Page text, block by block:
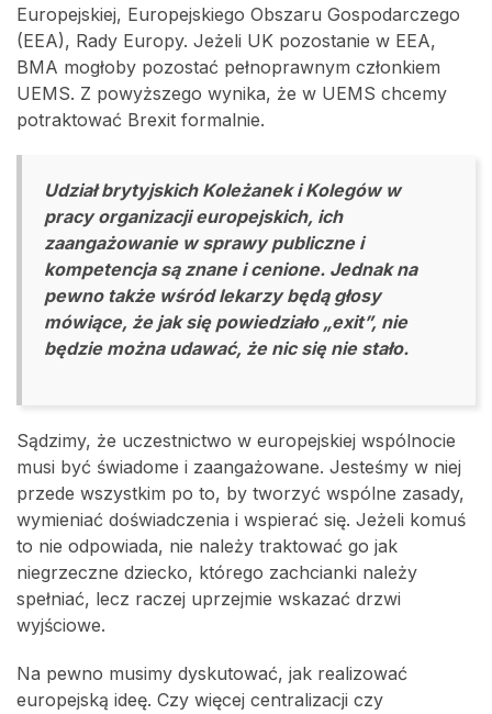
Europejskiej, Europejskiego Obszaru Gospodarczego
(EEA), Rady Europy. Jeżeli UK pozostanie w EEA,
BMA mogłoby pozostać pełnoprawnym członkiem
UEMS. Z powyższego wynika, że w UEMS chcemy
potraktować Brexit formalnie.
Udział brytyjskich Koleżanek i Kolegów w
pracy organizacji europejskich, ich
zaangażowanie w sprawy publiczne i
kompetencja są znane i cenione. Jednak na
pewno także wśród lekarzy będą głosy
mówiące, że jak się powiedziało „exit”, nie
będzie można udawać, że nic się nie stało.
Sądzimy, że uczestnictwo w europejskiej wspólnocie
musi być świadome i zaangażowane. Jesteśmy w niej
przede wszystkim po to, by tworzyć wspólne zasady,
wymieniać doświadczenia i wspierać się. Jeżeli komuś
to nie odpowiada, nie należy traktować go jak
niegrzeczne dziecko, którego zachcianki należy
spełniać, lecz raczej uprzejmie wskazać drzwi
wyjściowe.
Na pewno musimy dyskutować, jak realizować
europejską ideę. Czy więcej centralizacji czy